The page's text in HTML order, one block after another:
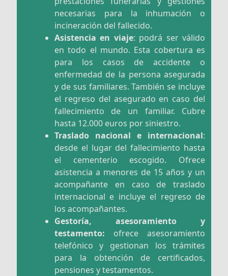
necesarias para la inhumación o
incineración del fallecido.
Asistencia en viaje: podrá ser válido
en todo el mundo. Esta cobertura es
para los casos de accidente o
enfermedad de la persona asegurada
y de sus familiares. También se incluye
el regreso del asegurado en caso del
fallecimiento de un familiar. Cubre
hasta 12.000 euros por siniestro.
Traslado nacional e internacional:
desde el lugar del fallecimiento hasta
el cementerio escogido. Ofrece
asistencia a menores de 15 años y un
acompañante en caso de traslado
internacional e incluye el regreso de
los acompañantes.
Gestoría, asesoramiento y
testamento: ofrece asesoramiento
telefónico y gestionan los trámites
para la obtención de certificados,
pensiones y testamentos.